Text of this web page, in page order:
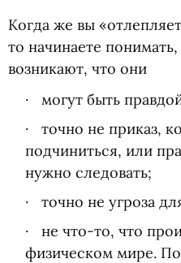
Когда же вы
то начинаете
возникают, что они
могут быть
точно не приказ,
подчиниться, или
нужно следовать;
точно не угроза
не что-то, что
физическом мире.